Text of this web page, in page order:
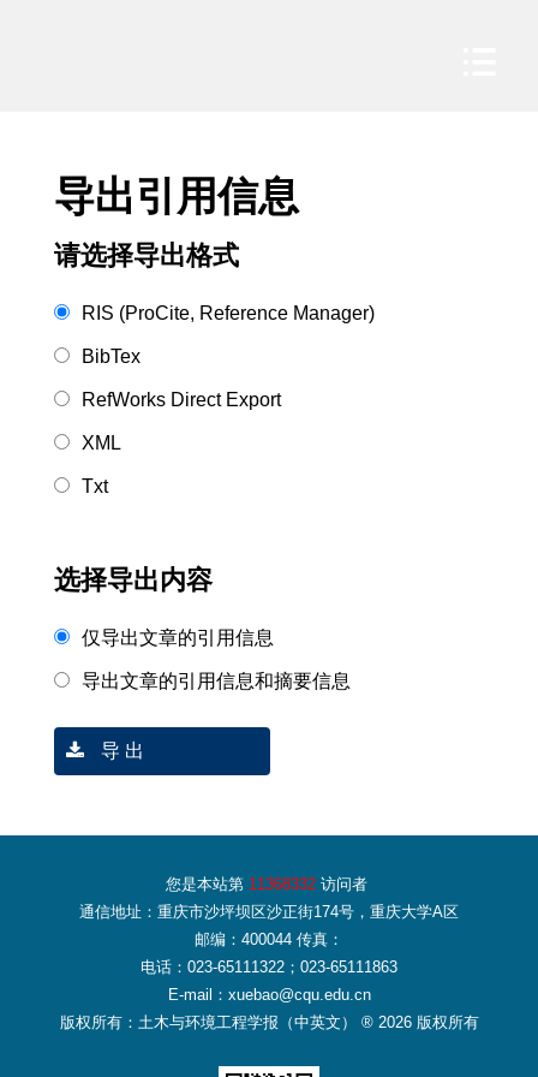
导出引用信息
请选择导出格式
RIS (ProCite, Reference Manager)
BibTex
RefWorks Direct Export
XML
Txt
选择导出内容
仅导出文章的引用信息
导出文章的引用信息和摘要信息
导 出
您是本站第 11368332 访问者
通信地址：重庆市沙坪坝区沙正街174号，重庆大学A区
邮编：400044 传真：
电话：023-65111322；023-65111863
E-mail：xuebao@cqu.edu.cn
版权所有：土木与环境工程学报（中英文） ® 2026 版权所有